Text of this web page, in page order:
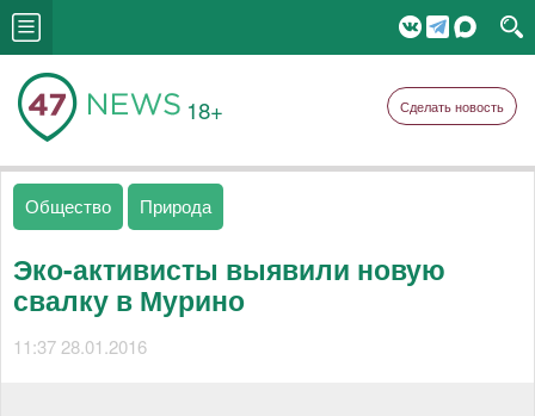
18+ Сделать новость
Общество Природа
Эко-активисты выявили новую
свалку в Мурино
11:37 28.01.2016